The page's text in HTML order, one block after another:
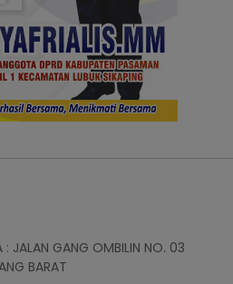
: JALAN GANG OMBILIN NO. 03
BARAT